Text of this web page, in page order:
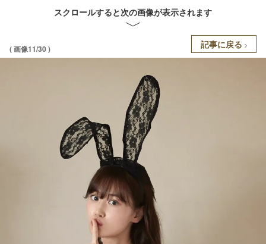
スクロールすると次の画像が表示されます
( 画像11/30 ) 記事に戻る